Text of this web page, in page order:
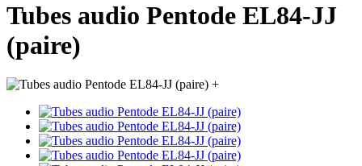
Tubes audio Pentode EL84-JJ
(paire)
+